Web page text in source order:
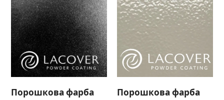
Порошкова фарба
Порошкова фарба